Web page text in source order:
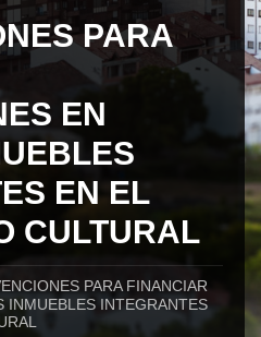
PARA
EN
EN EL
CULTURAL
PARA FINANCIAR
INMUEBLES INTEGRANTES